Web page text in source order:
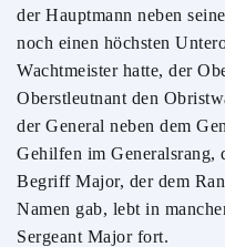
der Hauptmann neben
noch einen höchsten
Wachtmeister hatte, der
Oberstleutnant den
der General neben dem
Gehilfen im Generalsrang,
Begriff Major, der dem
Namen gab, lebt in
Sergeant Major fort.